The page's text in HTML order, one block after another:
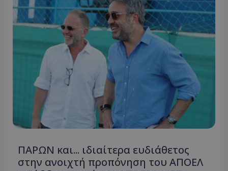
ΠΑΡΩΝ και... ιδιαίτερα ευδιάθετος
στην ανοιχτή προπόνηση του ΑΠΟΕΛ